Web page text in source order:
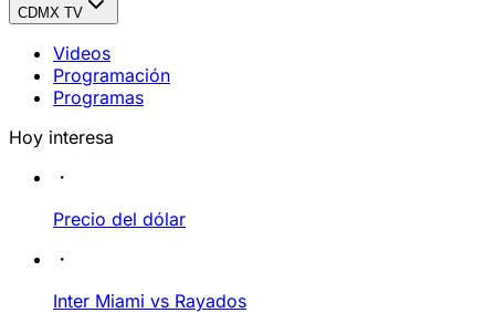
CDMX TV
Videos
Programación
Programas
Hoy interesa
Precio del dólar
Inter Miami vs Rayados